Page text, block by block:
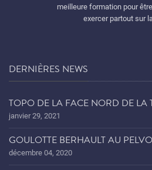
meilleure formation pour
exercer partout sur
DERNIÈRES NEWS
TOPO DE LA FACE NORD DE LA
janvier 29, 2021
GOULOTTE BERHAULT AU
décembre 04, 2020